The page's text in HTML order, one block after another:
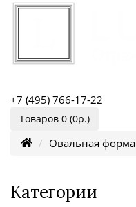
+7 (495) 766-17-22
Товаров 0 (0р.)
Овальная форма
Категории